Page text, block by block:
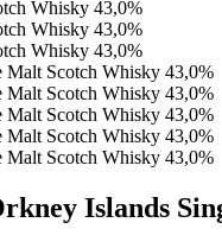
Islands